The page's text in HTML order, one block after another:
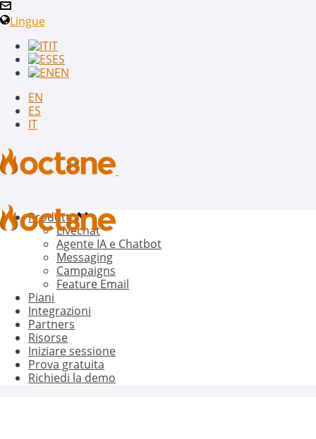
Lingue
IT
ES
EN
EN
ES
IT
Prodotto
Livechat
Agente IA e Chatbot
Messaging
Campaigns
Feature Email
Piani
Integrazioni
Partners
Risorse
Iniziare sessione
Prova gratuita
Richiedi la demo